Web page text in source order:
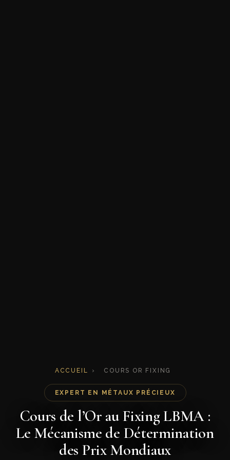
ACCUEIL › COURS OR FIXING
EXPERT EN MÉTAUX PRÉCIEUX
Cours de l’Or au Fixing LBMA :
Le Mécanisme de Détermination
des Prix Mondiaux